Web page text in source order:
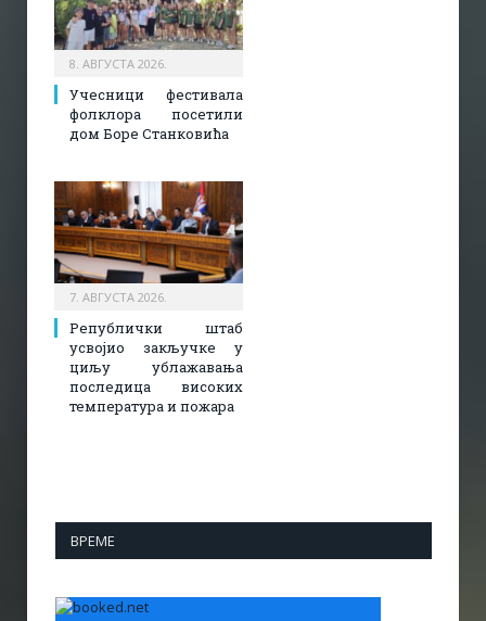
8. АВГУСТА 2026.
Учесници фестивала
фолклора посетили
дом Боре Станковића
7. АВГУСТА 2026.
Републички штаб
усвојио закључке у
циљу ублажавања
последица високих
температура и пожара​
ВРЕМЕ